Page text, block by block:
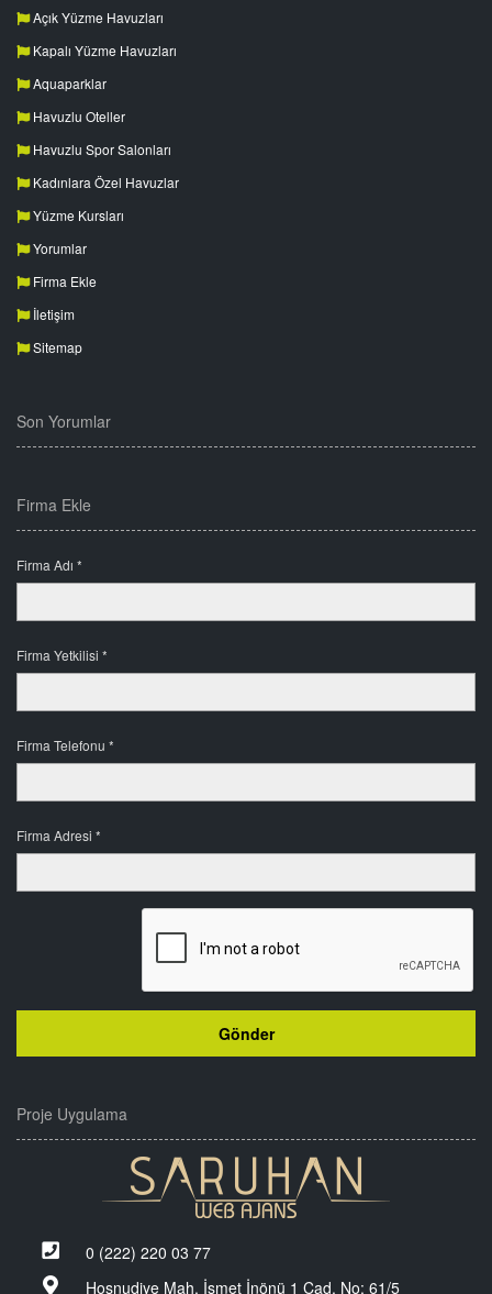
Açık Yüzme Havuzları
Kapalı Yüzme Havuzları
Aquaparklar
Havuzlu Oteller
Havuzlu Spor Salonları
Kadınlara Özel Havuzlar
Yüzme Kursları
Yorumlar
Firma Ekle
İletişim
Sitemap
Son Yorumlar
Firma Ekle
Firma Adı *
Firma Yetkilisi *
Firma Telefonu *
Firma Adresi *
Proje Uygulama
0 (222) 220 03 77
Hoşnudiye Mah. İsmet İnönü 1 Cad. No: 61/5